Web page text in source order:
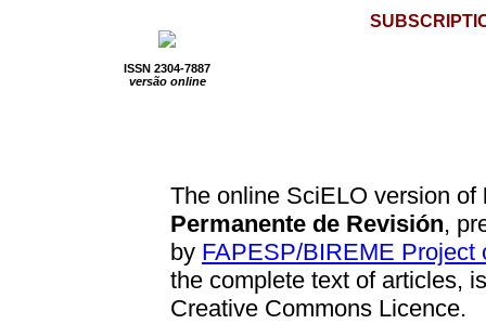
ISSN 2304-7887
versão online
The online SciELO version of
Permanente de Revisión,
by FAPESP/BIREME Project
the complete text of articles,
Creative Commons Licence.